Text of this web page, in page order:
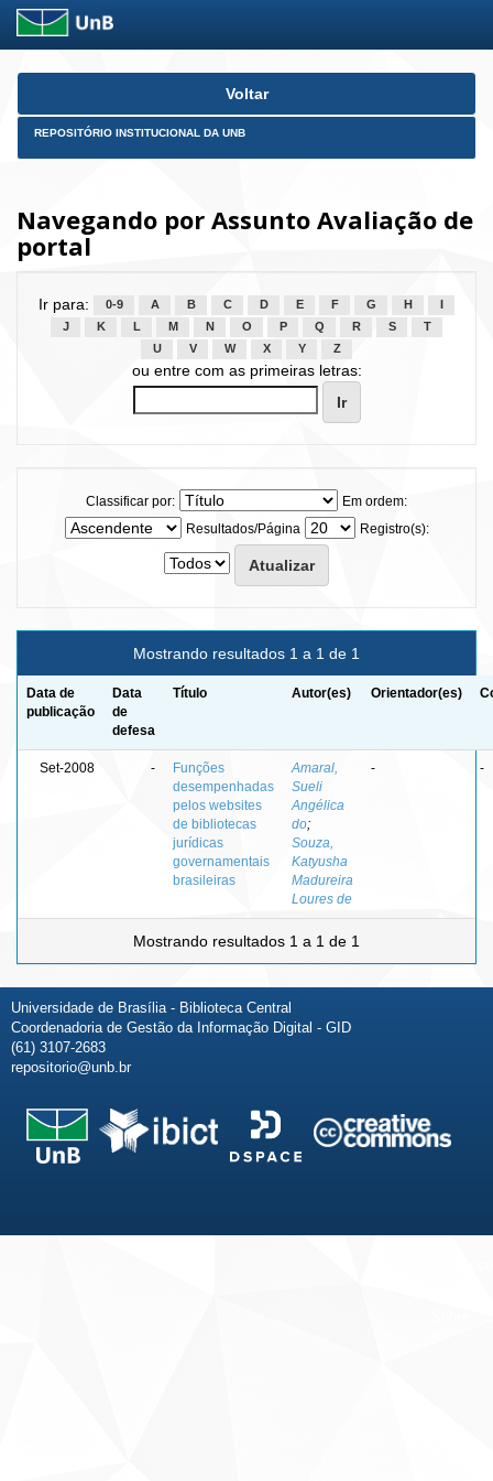
Skip
Voltar
REPOSITÓRIO INSTITUCIONAL DA UNB
Navegando por Assunto Avaliação de
portal
Ir para: 0-9 A B C D E F G H
J
K L M N O P Q R S
T
U
V W X Y Z
ou entre com as primeiras letras:
Classificar por:
Em ordem:
Resultados/Página
Registro(s):
Mostrando resultados 1 a 1 de 1
Data de
publicação
Data
de
defesa
Título Autor(es) Orientador(es)
Set-2008 -
Funções
desempenhadas
pelos websites
de bibliotecas
jurídicas
governamentais
brasileiras
Amaral,
Sueli
Angélica
do;
Souza,
Katyusha
Madureira
Loures de
- -
Mostrando resultados 1 a 1 de 1
Universidade de Brasília - Biblioteca Central
Coordenadoria de Gestão da Informação Digital - GID
(61) 3107-2683
repositorio@unb.br